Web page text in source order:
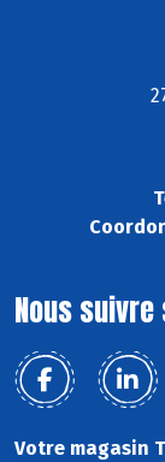
Nous
Votre magasin